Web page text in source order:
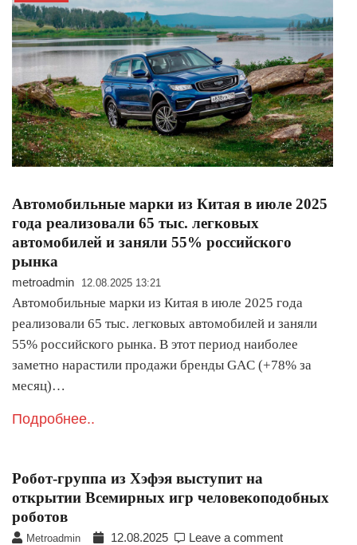
Автомобильные марки из Китая в июле 2025
года реализовали 65 тыс. легковых
автомобилей и заняли 55% российского
рынка
metroadmin 12.08.2025 13:21
Автомобильные марки из Китая в июле 2025 года
реализовали 65 тыс. легковых автомобилей и заняли
55% российского рынка. В этот период наиболее
заметно нарастили продажи бренды GAC (+78% за
месяц)…
Подробнее..
Робот-группа из Хэфэя выступит на
открытии Всемирных игр человекоподобных
роботов
Metroadmin 12.08.2025 Leave a comment